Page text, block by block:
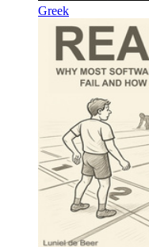
Greek